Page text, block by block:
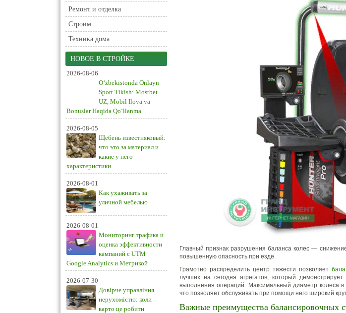
Ремонт и отделка
Строим
Техника дома
НОВОЕ В СТРОЙКЕ
2026-08-06
O‘zbekistonda Onlayn
Sport Tikish: Mostbet
UZ, Mobil Ilova va
Bonuslar Haqida Qo‘llanma
2026-08-05
Щебень известняковый:
что это за материал и
какие у него
характеристики
2026-08-01
Как ухаживать за
уличной мебелью
2026-08-01
Мониторинг трафика и
оценка эффективности
кампаний с UTM
Google Analytics и Метрикой
2026-07-30
Довірче управління
нерухомістю: коли
варто це робити
Главный признак разрушения баланса колес —
повышенную опасность при езде.
Грамотно распределить центр тяжести позволяет
лучших на сегодня агрегатов, который
выполнения операций. Максимальный диаметр колеса
что позволяет обслуживать при помощи него широкий
Важные преимущества балансировочных